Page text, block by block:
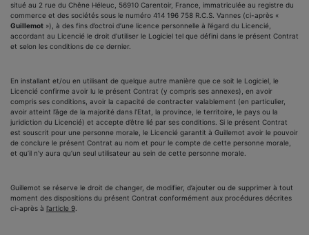
situé au 2 rue du Chêne Héleuc, 56910 Carentoir, France, immatriculée au registre du
commerce et des sociétés sous le numéro 414 196 758 R.C.S. Vannes (ci-après «
Guillemot »), à des fins d’octroi d’une licence personnelle à l’égard du Licencié,
accordant au Licencié le droit d’utiliser le Logiciel tel que défini dans le présent Contrat
et selon les conditions de ce dernier.
En installant et/ou en utilisant de quelque autre manière que ce soit le Logiciel, le
Licencié confirme avoir lu le présent Contrat (y compris ses annexes), en avoir
compris ses conditions, avoir la capacité de contracter valablement (en particulier,
avoir atteint l’âge de la majorité dans l’Etat, la province, le territoire, le pays ou la
juridiction du Licencié) et accepte d’être lié par ses conditions. Si le présent Contrat
est souscrit pour une personne morale, le Licencié garantit à Guillemot avoir le pouvoir
de conclure le présent Contrat au nom et pour le compte de cette personne morale,
et qu’il n’y aura qu’un seul utilisateur au sein de cette personne morale.
Guillemot se réserve le droit de changer, de modifier, d’ajouter ou de supprimer à tout
moment des dispositions du présent Contrat conformément aux procédures décrites
ci-après à l’article 9.